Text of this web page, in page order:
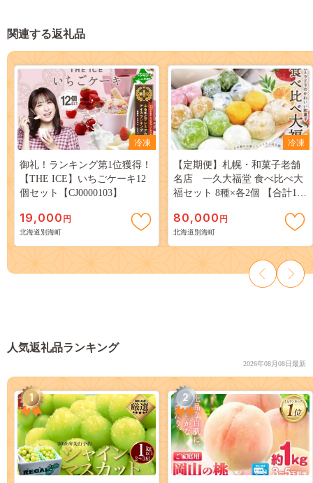
関連する返礼品
冷凍
御礼！ランキング第1位獲得！
【THE ICE】いちごケーキ12
個セット【CJ0000103】
19,000 円
北海道別海町
冷凍
【定期便】札幌・和菓子老舗
名店 一久大福堂 食べ比べ大
福セット 8種×各2個 【合計16
80,000 円
北海道別海町
人気返礼品ランキング
2026年08月08日最新
1 2